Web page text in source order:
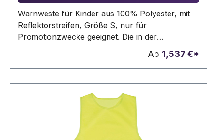
Warnweste für Kinder aus 100% Polyester, mit
Reflektorstreifen, Größe S, nur für
Promotionzwecke geeignet. Die in der
nachstehenden Tabelle angegebenen Preise
beziehen sich auf die größte Größe. Die
tatsächlichen Preise variieren je nach
Modell/Größe. XXS= 47x37 cm, XS= 50x46,5
cm, S= 57,5x54 cm (LxW).
Ab 1,537 €*